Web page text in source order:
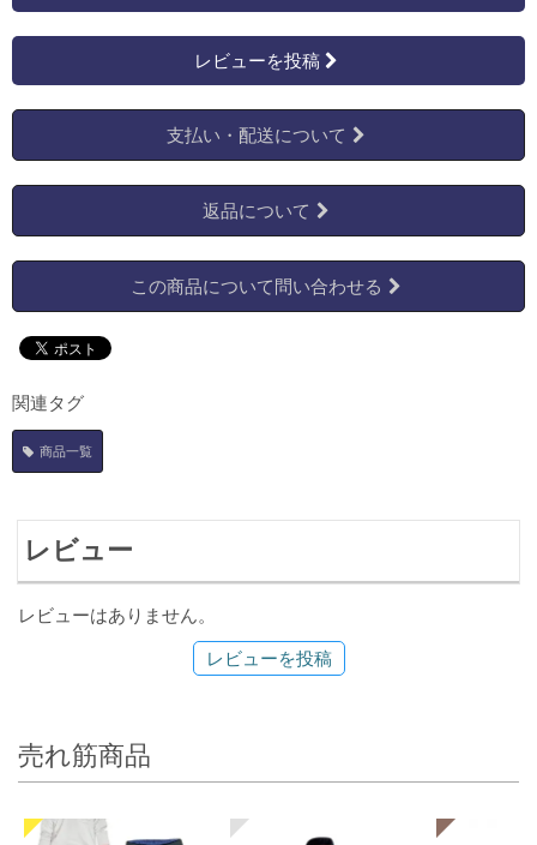
レビューを投稿
支払い・配送について
返品について
この商品について問い合わせる
関連タグ
商品一覧
レビュー
レビューはありません。
レビューを投稿
売れ筋商品